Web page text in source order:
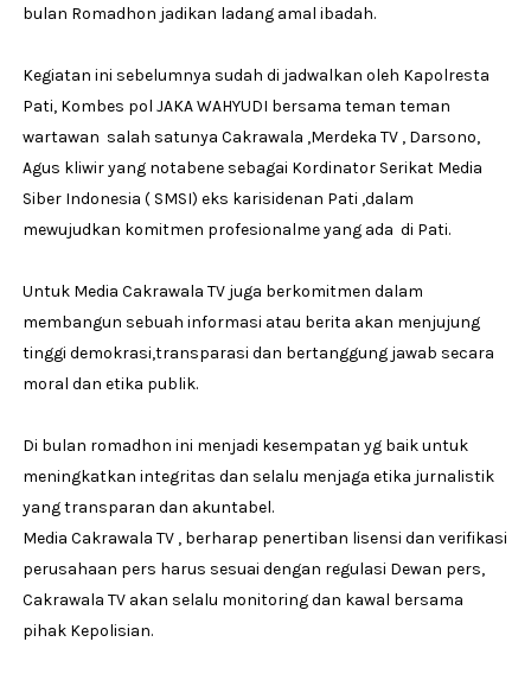
bulan Romadhon jadikan ladang amal ibadah.
Kegiatan ini sebelumnya sudah di jadwalkan oleh Kapolresta
Pati, Kombes pol JAKA WAHYUDI bersama teman teman
wartawan salah satunya Cakrawala ,Merdeka TV , Darsono,
Agus kliwir yang notabene sebagai Kordinator Serikat Media
Siber Indonesia ( SMSI) eks karisidenan Pati ,dalam
mewujudkan komitmen profesionalme yang ada di Pati.
Untuk Media Cakrawala TV juga berkomitmen dalam
membangun sebuah informasi atau berita akan menjujung
tinggi demokrasi,transparasi dan bertanggung jawab secara
moral dan etika publik.
Di bulan romadhon ini menjadi kesempatan yg baik untuk
meningkatkan integritas dan selalu menjaga etika jurnalistik
yang transparan dan akuntabel.
Media Cakrawala TV , berharap penertiban lisensi dan verifikasi
perusahaan pers harus sesuai dengan regulasi Dewan pers,
Cakrawala TV akan selalu monitoring dan kawal bersama
pihak Kepolisian.